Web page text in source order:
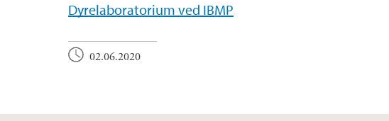
Dyrelaboratorium ved IBMP
02.06.2020